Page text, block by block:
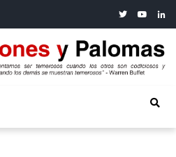
twitteryoutube
y Palomas